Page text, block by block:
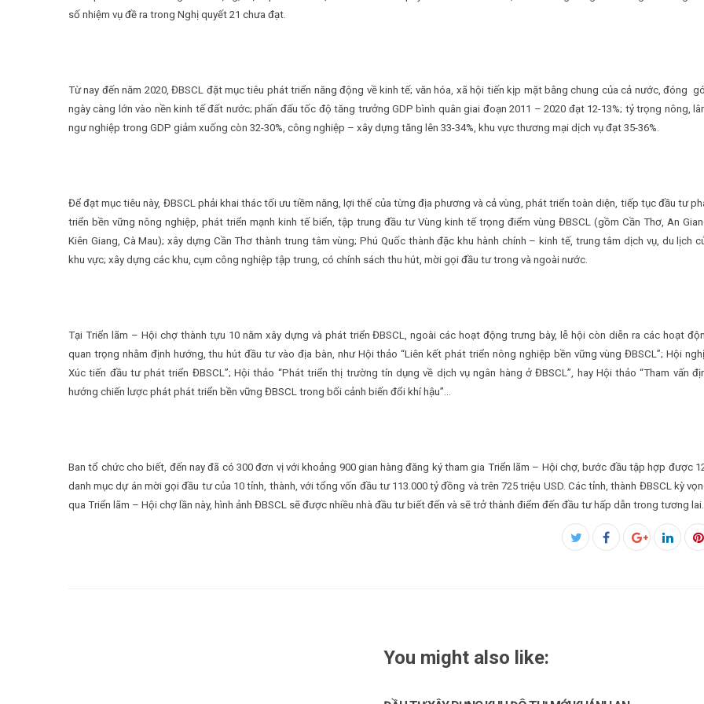
số nhiệm vụ đề ra trong Nghị quyết 21 chưa đạt.
Từ nay đến năm 2020, ĐBSCL đặt mục tiêu phát triển năng động về kinh tế; văn hóa, xã hội tiến kịp mặt bằng chung của cả nước, đóng
ngày càng lớn vào nền kinh tế đất nước; phấn đấu tốc độ tăng trưởng GDP bình quân giai đoạn 2011 – 2020 đạt 12-13%; tỷ trọng nông,
ngư nghiệp trong GDP giảm xuống còn 32-30%, công nghiệp – xây dựng tăng lên 33-34%, khu vực thương mại dịch vụ đạt 35-36%.
Để đạt mục tiêu này, ĐBSCL phải khai thác tối ưu tiềm năng, lợi thế của từng địa phương và cả vùng, phát triển toàn diện, tiếp tục đầu tư
triển bền vững nông nghiệp, phát triển mạnh kinh tế biển, tập trung đầu tư Vùng kinh tế trọng điểm vùng ĐBSCL (gồm Cần Thơ, An
Kiên Giang, Cà Mau); xây dựng Cần Thơ thành trung tâm vùng; Phú Quốc thành đặc khu hành chính – kinh tế, trung tâm dịch vụ, du lịch
khu vực; xây dựng các khu, cụm công nghiệp tập trung, có chính sách thu hút, mời gọi đầu tư trong và ngoài nước.
Tại Triển lãm – Hội chợ thành tựu 10 năm xây dựng và phát triển ĐBSCL, ngoài các hoạt động trưng bày, lễ hội còn diễn ra các hoạt
quan trọng nhằm định hướng, thu hút đầu tư vào địa bàn, như Hội thảo “Liên kết phát triển nông nghiệp bền vững vùng ĐBSCL”; Hội
Xúc tiến đầu tư phát triển ĐBSCL”; Hội thảo “Phát triển thị trường tín dụng về dịch vụ ngân hàng ở ĐBSCL”, hay Hội thảo “Tham vấn
hướng chiến lược phát phát triển bền vững ĐBSCL trong bối cảnh biến đổi khí hậu”…
Ban tổ chức cho biết, đến nay đã có 300 đơn vị với khoảng 900 gian hàng đăng ký tham gia Triển lãm – Hội chợ, bước đầu tập hợp được
danh mục dự án mời gọi đầu tư của 10 tỉnh, thành, với tổng vốn đầu tư 113.000 tỷ đồng và trên 725 triệu USD. Các tỉnh, thành ĐBSCL kỳ
qua Triển lãm – Hội chợ lần này, hình ảnh ĐBSCL sẽ được nhiều nhà đầu tư biết đến và sẽ trở thành điểm đến đầu tư hấp dẫn trong tương lai.
Facebook
You might also like: